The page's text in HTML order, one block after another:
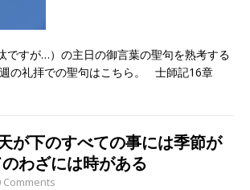
ですが…）の主日の御言葉の聖句を熟考する
の礼拝での聖句はこちら。 士師記16章
が下のすべての事には季節が
わざには時がある
Comments